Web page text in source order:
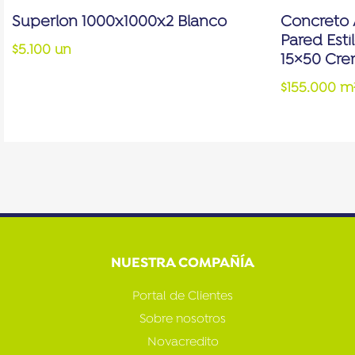
Superlon 1000x1000x2 Blanco
$5.100 un
Concreto
Pared
15×50
$155.000
NUESTRA COMPAÑÍA
Portal de Clientes
Sobre nosotros
Novacredito